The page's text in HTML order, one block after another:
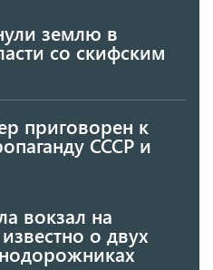
землю в
со скифским
приговорен к
СССР и
вокзал на
о двух